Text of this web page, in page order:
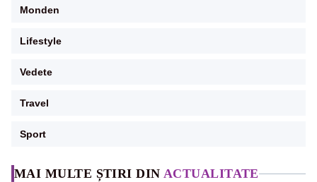
MAI MULTE ȘTIRI DIN ACTUALITATE
Monden
Lifestyle
Vedete
Travel
Sport